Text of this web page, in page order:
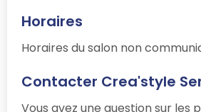
Horaires
Horaires du salon non
Contacter Crea'style
Vous avez une question sur les